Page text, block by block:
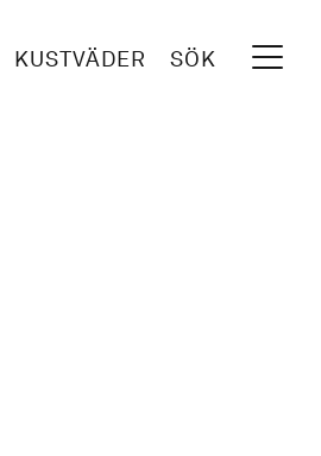
KUSTVÄDER SÖK